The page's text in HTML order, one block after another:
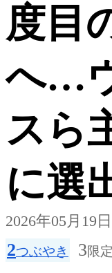
度目
へ…
スら
に選
2026年05月19
2つぶやき 3限